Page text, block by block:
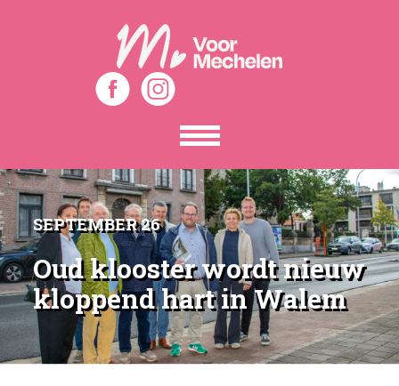
Toon
het
menu
SEPTEMBER 26
Oud klooster wordt nieuw
kloppend hart in Walem